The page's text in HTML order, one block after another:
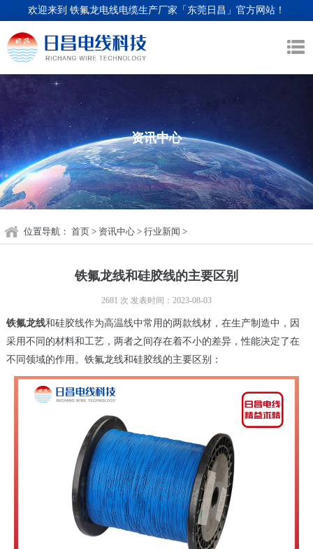
欢迎来到 铁氟龙电线电缆生产厂家「东莞日昌」官方网站！
资讯中心
位置导航： 首页 > 资讯中心 > 行业新闻 >
铁氟龙线和硅胶线的主要区别
2681 次 发表时间：2023-08-03
铁氟龙线和硅胶线作为高温线中常用的两款线材，在生产制造中，因
采用不同的材料和工艺，两者之间存在着不小的差异，性能决定了在
不同领域的作用。铁氟龙线和硅胶线的主要区别：